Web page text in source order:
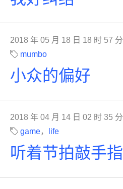
2018 年 05 月 18 日 18 时 57 分
mumbo
小众的偏好
2018 年 04 月 14 日 02 时 35 分
game， life
听着节拍敲手指